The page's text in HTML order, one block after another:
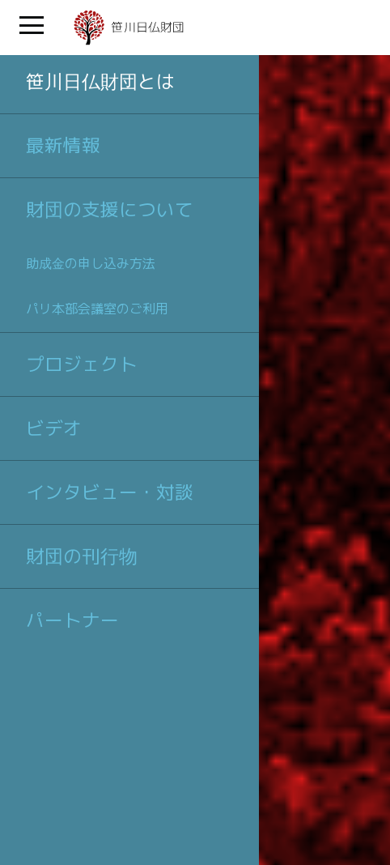
笹川日仏財団とは
最新情報
財団の支援について
助成金の申し込み方法
パリ本部会議室のご利用
プロジェクト
ビデオ
インタビュー・対談
財団の刊行物
パートナー